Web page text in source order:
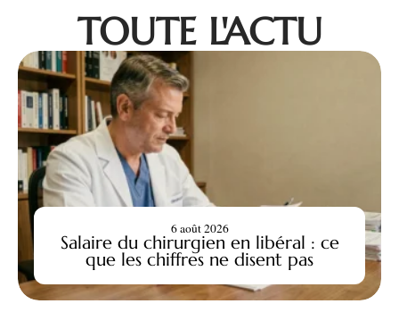
TOUTE L'ACTU
Salaire du chirurgien en libéral : ce
que les chiffres ne disent pas
6 août 2026